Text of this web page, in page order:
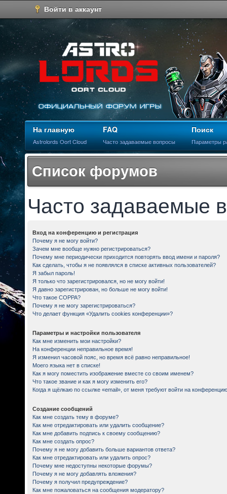
Войти в аккаунт
На главную
Astrolords Oort Cloud
FAQ
Часто задаваемые вопросы
Поиск
Параметры
Список форумов
Часто задаваемые
Вход на конференцию и регистрация
Почему я не могу войти?
Зачем мне вообще нужно регистрироваться?
Почему мне периодически приходится повторять ввод имени и пароля?
Как сделать, чтобы я не появлялся в списке активных пользователей?
Я забыл пароль!
Я только что зарегистрировался, но не могу войти!
Я давно зарегистрирован, но больше не могу войти!
Что такое COPPA?
Почему я не могу зарегистрироваться?
Что делает функция «Удалить cookies конференции»?
Параметры и настройки пользователя
Как мне изменить мои настройки?
На конференции неправильное время!
Я изменил часовой пояс, но время всё равно неправильное!
Моего языка нет в списке!
Как я могу поместить изображение вместе со своим именем?
Что такое звание и как я могу изменить его?
Когда я щёлкаю по ссылке «email», от меня требуют войти на
Создание сообщений
Как мне создать тему в форуме?
Как мне отредактировать или удалить сообщение?
Как мне добавить подпись к своему сообщению?
Как мне создать опрос?
Почему я не могу добавить больше вариантов ответа?
Как мне отредактировать или удалить опрос?
Почему мне недоступны некоторые форумы?
Почему я не могу добавлять вложения?
Почему я получил предупреждение?
Как мне пожаловаться на сообщения модератору?